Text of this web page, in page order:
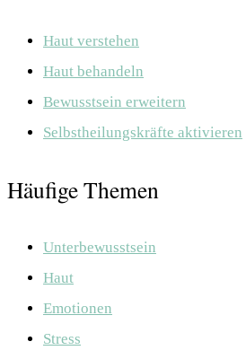
Haut verstehen
Haut behandeln
Bewusstsein erweitern
Selbstheilungskräfte aktivieren
Häufige Themen
Unterbewusstsein
Haut
Emotionen
Stress